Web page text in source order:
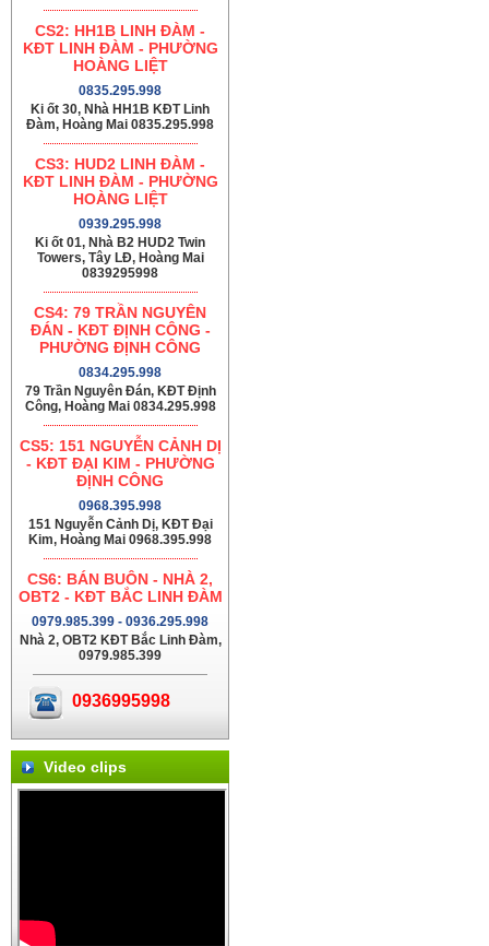
CS2: HH1B LINH ĐÀM -
KĐT LINH ĐÀM - PHƯỜNG
HOÀNG LIỆT
0835.295.998
Ki ốt 30, Nhà HH1B KĐT Linh
Đàm, Hoàng Mai 0835.295.998
CS3: HUD2 LINH ĐÀM -
KĐT LINH ĐÀM - PHƯỜNG
HOÀNG LIỆT
0939.295.998
Ki ốt 01, Nhà B2 HUD2 Twin
Towers, Tây LĐ, Hoàng Mai
0839295998
CS4: 79 TRẦN NGUYÊN
ĐÁN - KĐT ĐỊNH CÔNG -
PHƯỜNG ĐỊNH CÔNG
0834.295.998
79 Trần Nguyên Đán, KĐT Định
Công, Hoàng Mai 0834.295.998
CS5: 151 NGUYỄN CẢNH DỊ
- KĐT ĐẠI KIM - PHƯỜNG
ĐỊNH CÔNG
0968.395.998
151 Nguyễn Cảnh Dị, KĐT Đại
Kim, Hoàng Mai 0968.395.998
CS6: BÁN BUÔN - NHÀ 2,
OBT2 - KĐT BẮC LINH ĐÀM
0979.985.399 - 0936.295.998
Nhà 2, OBT2 KĐT Bắc Linh Đàm,
0979.985.399
0936995998
Video clips